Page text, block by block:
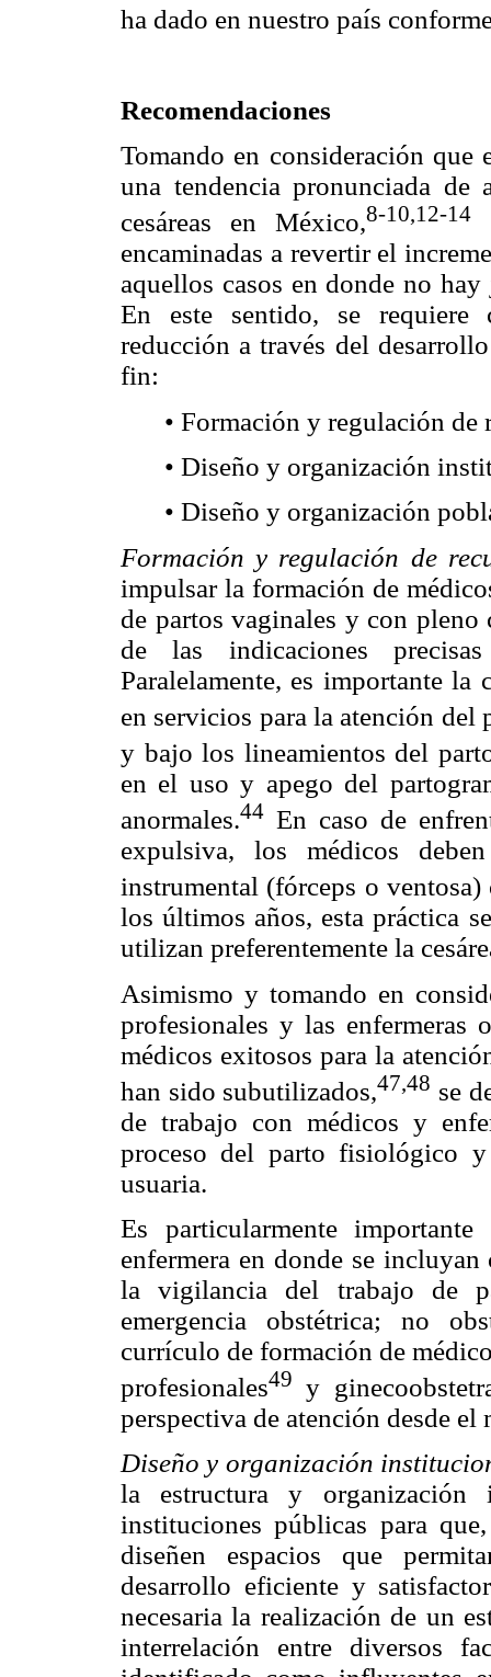
ha dado en nuestro país
Recomendaciones
Tomando en consideración que
una tendencia pronunciada
cesáreas en México,8-10,12-14
encaminadas a revertir el
aquellos casos en donde no
En este sentido, se requiere
reducción a través del
fin:
• Formación y regulación de
• Diseño y organización
• Diseño y organización
Formación y regulación de
impulsar la formación de
de partos vaginales y con
de las indicaciones
Paralelamente, es importante
en servicios para la atención del
y bajo los lineamientos del
en el uso y apego del
anormales.44 En caso de
expulsiva, los médicos
instrumental (fórceps o
los últimos años, esta práctica
utilizan preferentemente la
Asimismo y tomando en
profesionales y las enfermeras
médicos exitosos para la
han sido subutilizados,47,48 se
de trabajo con médicos y
proceso del parto fisiológico
usuaria.
Es particularmente
enfermera en donde se
la vigilancia del trabajo de
emergencia obstétrica; no
currículo de formación de
profesionales49 y
perspectiva de atención desde
Diseño y organización
la estructura y
instituciones públicas para
diseñen espacios que
desarrollo eficiente y
necesaria la realización de un
interrelación entre diversos